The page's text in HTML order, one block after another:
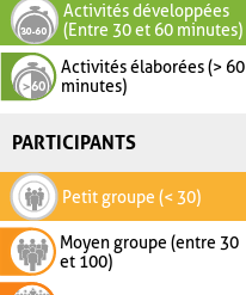
Activités développées
(Entre 30 et 60 minutes)
Activités élaborées (> 60
minutes)
PARTICIPANTS
Petit groupe (< 30)
Moyen groupe (entre 30
et 100)